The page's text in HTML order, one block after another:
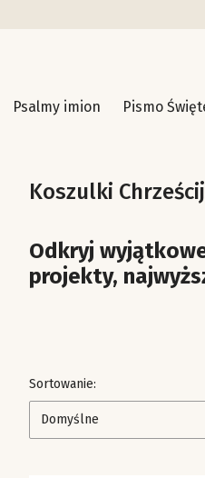
Psalmy imion Pismo
Koszulki
Odkryj
projekty,
Lista produktów
Sortowanie:
Domyślne